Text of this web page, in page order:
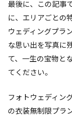
最後に、この記事
に、エリアごとの
ウェディングプラ
な思い出を写真に
て、一生の宝物と
てください。
フォトウェディン
の衣装無制限プラ